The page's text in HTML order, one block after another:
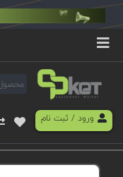
ورود/ ثبت نام